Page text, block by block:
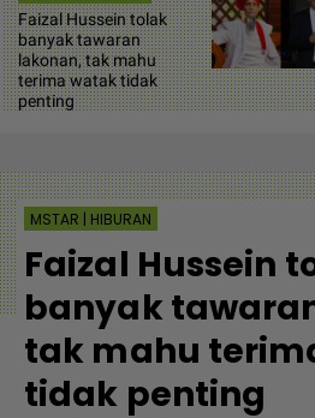
Faizal Hussein tolak
banyak tawaran
lakonan, tak mahu
terima watak tidak
penting
MSTAR | HIBURAN
Faizal Hussein
banyak
tak mahu
tidak penting